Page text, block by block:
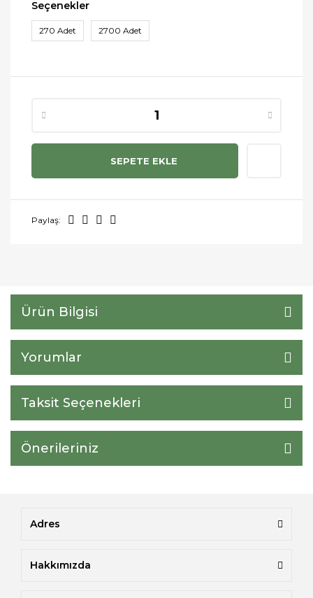
Seçenekler
270 Adet 2700 Adet
SEPETE EKLE
Paylaş:
Ürün Bilgisi
Yorumlar
Taksit Seçenekleri
Önerileriniz
Adres
Hakkımızda